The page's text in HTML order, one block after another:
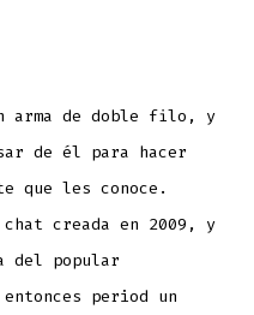
arma de doble filo, y
de él para hacer
que les conoce.
chat creada en 2009, y
del popular
period un